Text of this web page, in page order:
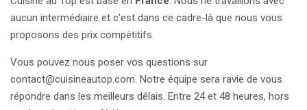
aucun intermédiaire et c'est dans ce cadre-là que nous vous
proposons des prix compétitifs.
Vous pouvez nous poser vos questions sur
contact@cuisineautop.com. Notre équipe sera ravie de vous
répondre dans les meilleurs délais. Entre 24 et 48 heures, hors